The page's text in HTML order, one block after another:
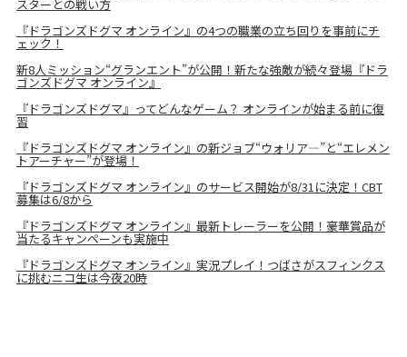
スターとの戦い方
『ドラゴンズドグマ オンライン』の4つの職業の立ち回りを事前にチ
ェック！
新8人ミッション“グランエント”が公開！新たな強敵が続々登場『ドラ
ゴンズドグマ オンライン』
『ドラゴンズドグマ』ってどんなゲーム？ オンラインが始まる前に復
習
『ドラゴンズドグマ オンライン』の新ジョブ“ウォリア―”と“エレメン
トアーチャー”が登場！
『ドラゴンズドグマ オンライン』のサービス開始が8/31に決定！CBT
募集は6/8から
『ドラゴンズドグマ オンライン』最新トレーラーを公開！豪華賞品が
当たるキャンペーンも実施中
『ドラゴンズドグマ オンライン』実況プレイ！つばさがスフィンクス
に挑むニコ生は今夜20時